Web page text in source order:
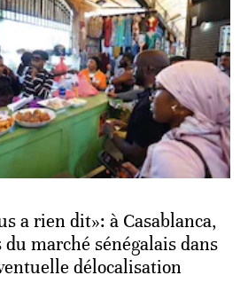
a rien dit»: à Casablanca,
marché sénégalais dans
délocalisation